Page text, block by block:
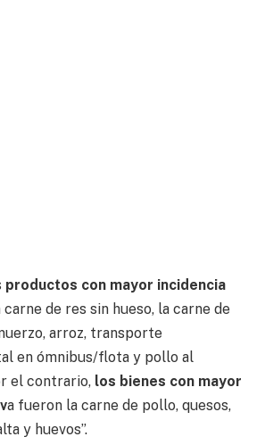
productos con mayor incidencia
de res sin hueso, la carne de
arroz, transporte
en ómnibus/flota y pollo al
el contrario, los bienes con mayor
a fueron la carne de pollo, quesos,
y huevos”.